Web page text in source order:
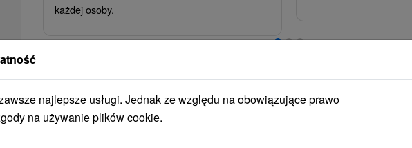
każdej osoby.
➝ Pokračovať v prehliadaní atrakcií
najlepsze usługi. Jednak ze względu na obowiązujące prawo
na używanie plików cookie.